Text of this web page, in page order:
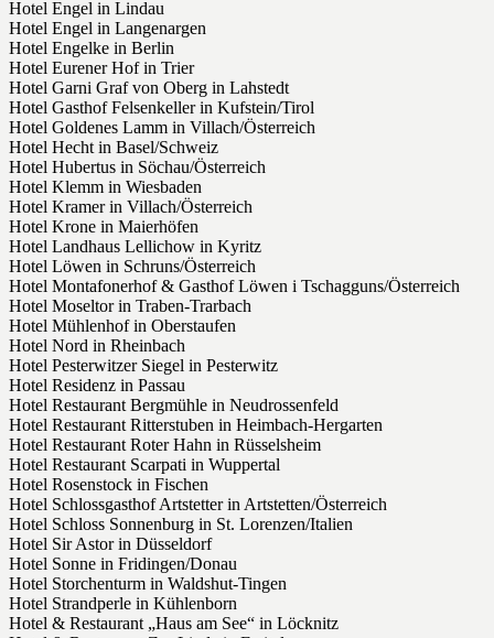
Hotel Engel in Lindau
Hotel Engel in Langenargen
Hotel Engelke in Berlin
Hotel Eurener Hof in Trier
Hotel Garni Graf von Oberg in Lahstedt
Hotel Gasthof Felsenkeller in Kufstein/Tirol
Hotel Goldenes Lamm in Villach/Österreich
Hotel Hecht in Basel/Schweiz
Hotel Hubertus in Söchau/Österreich
Hotel Klemm in Wiesbaden
Hotel Kramer in Villach/Österreich
Hotel Krone in Maierhöfen
Hotel Landhaus Lellichow in Kyritz
Hotel Löwen in Schruns/Österreich
Hotel Montafonerhof & Gasthof Löwen i Tschagguns/Österreich
Hotel Moseltor in Traben-Trarbach
Hotel Mühlenhof in Oberstaufen
Hotel Nord in Rheinbach
Hotel Pesterwitzer Siegel in Pesterwitz
Hotel Residenz in Passau
Hotel Restaurant Bergmühle in Neudrossenfeld
Hotel Restaurant Ritterstuben in Heimbach-Hergarten
Hotel Restaurant Roter Hahn in Rüsselsheim
Hotel Restaurant Scarpati in Wuppertal
Hotel Rosenstock in Fischen
Hotel Schlossgasthof Artstetter in Artstetten/Österreich
Hotel Schloss Sonnenburg in St. Lorenzen/Italien
Hotel Sir Astor in Düsseldorf
Hotel Sonne in Fridingen/Donau
Hotel Storchenturm in Waldshut-Tingen
Hotel Strandperle in Kühlenborn
Hotel & Restaurant „Haus am See“ in Löcknitz